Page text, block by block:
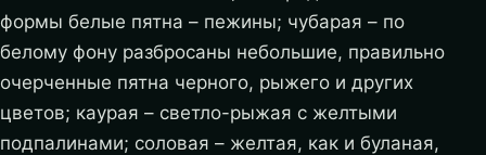
формы белые пятна – пежины; чубарая – по
белому фону разбросаны небольшие, правильно
очерченные пятна черного, рыжего и других
цветов; каурая – светло-рыжая с желтыми
подпалинами; соловая – желтая, как и буланая,